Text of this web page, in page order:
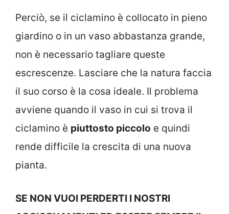
Perciò, se il ciclamino è collocato in pieno
giardino o in un vaso abbastanza grande,
non è necessario tagliare queste
escrescenze. Lasciare che la natura faccia
il suo corso è la cosa ideale. Il problema
avviene quando il vaso in cui si trova il
ciclamino è piuttosto piccolo e quindi
rende difficile la crescita di una nuova
pianta.
SE NON VUOI PERDERTI I NOSTRI